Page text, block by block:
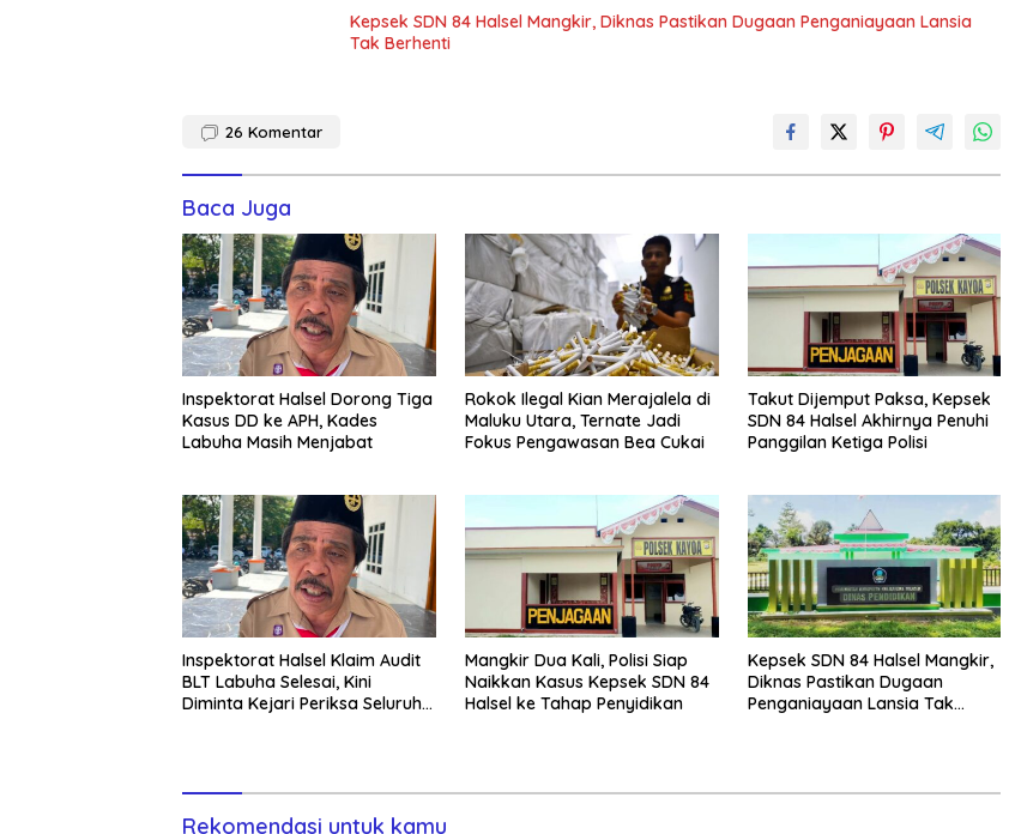
Kepsek SDN 84 Halsel Mangkir, Diknas Pastikan Dugaan Penganiayaan Lansia
Tak Berhenti
26 Komentar
Baca Juga
Inspektorat Halsel Dorong Tiga
Kasus DD ke APH, Kades
Labuha Masih Menjabat
Rokok Ilegal Kian Merajalela di
Maluku Utara, Ternate Jadi
Fokus Pengawasan Bea Cukai
Takut Dijemput Paksa, Kepsek
SDN 84 Halsel Akhirnya Penuhi
Panggilan Ketiga Polisi
Inspektorat Halsel Klaim Audit
BLT Labuha Selesai, Kini
Diminta Kejari Periksa Seluruh
Mangkir Dua Kali, Polisi Siap
Naikkan Kasus Kepsek SDN 84
Halsel ke Tahap Penyidikan
Kepsek SDN 84 Halsel Mangkir,
Diknas Pastikan Dugaan
Penganiayaan Lansia Tak
Rekomendasi untuk kamu